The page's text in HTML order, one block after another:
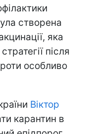
створена
яка
після
особливо
Віктор
карантин в